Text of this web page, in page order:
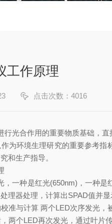
工作原理
点击次数：4016
行光合作用的重要物质基础，
为环境生理研究的重要参考
和生产指导。
，一种是红光(650nm)，一种
理器处理，计算出SPAD值并
准与计算 两个LED次序发光
两个LED再次发光，通过叶片